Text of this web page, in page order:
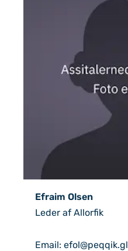
Efraim Olsen
Leder af Allorfik
Email: efol@peqqik.gl